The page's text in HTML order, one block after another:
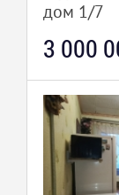
дом 1/7
43/27/6
3 000